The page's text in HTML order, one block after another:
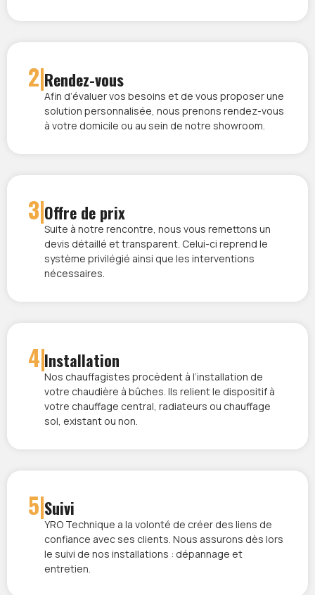
2|Rendez-vous
Afin d’évaluer vos besoins et de vous proposer une
solution personnalisée, nous prenons rendez-vous
à votre domicile ou au sein de notre showroom.
3|Offre de prix
Suite à notre rencontre, nous vous remettons un
devis détaillé et transparent. Celui-ci reprend le
système privilégié ainsi que les interventions
nécessaires.
4|Installation
Nos chauffagistes procèdent à l’installation de
votre chaudière à bûches. Ils relient le dispositif à
votre chauffage central, radiateurs ou chauffage
sol, existant ou non.
5|Suivi
YRO Technique a la volonté de créer des liens de
confiance avec ses clients. Nous assurons dès lors
le suivi de nos installations : dépannage et
entretien.